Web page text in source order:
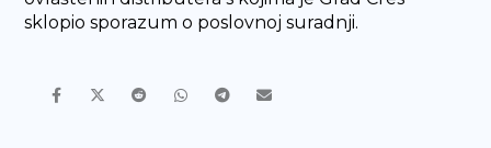
sklopio sporazum o poslovnoj suradnji.